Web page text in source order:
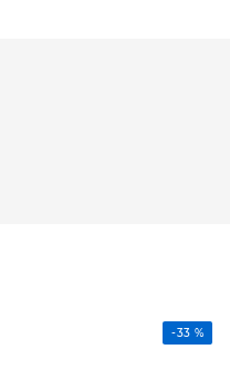
-33 %